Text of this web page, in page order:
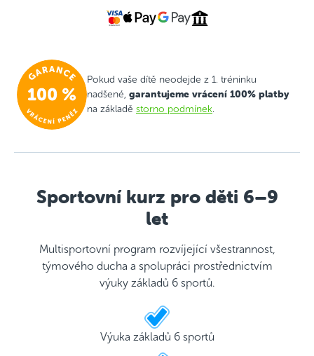
Pokud vaše dítě neodejde z 1. tréninku
nadšené, garantujeme vrácení 100% platby
na základě storno podmínek.
Sportovní kurz pro děti 6–9
let
Multisportovní program rozvíjející všestrannost,
týmového ducha a spolupráci prostřednictvím
výuky základů 6 sportů.
Výuka základů 6 sportů